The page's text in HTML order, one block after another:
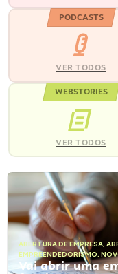
PODCASTS
VER TODOS
WEBSTORIES
VER TODOS
ABERTURA DE EMPRESA,
EMPREENDEDORISMO,
Vai abrir uma